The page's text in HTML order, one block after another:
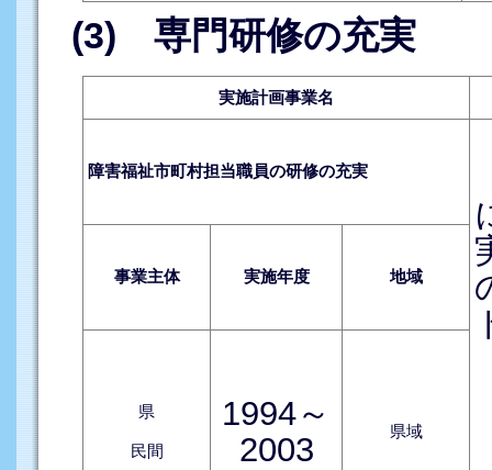
(3) 専門研修の充実
実施計画事業名
障害福祉市町村担当職員の研修の充実
事業主体 実施年度 地域
県
民間
1994～
2003
県域